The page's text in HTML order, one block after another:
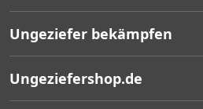
Bestellen
Lieferung
Ungeziefer bekämpfen
Entscheidungshilfe
Ungeziefershop.de